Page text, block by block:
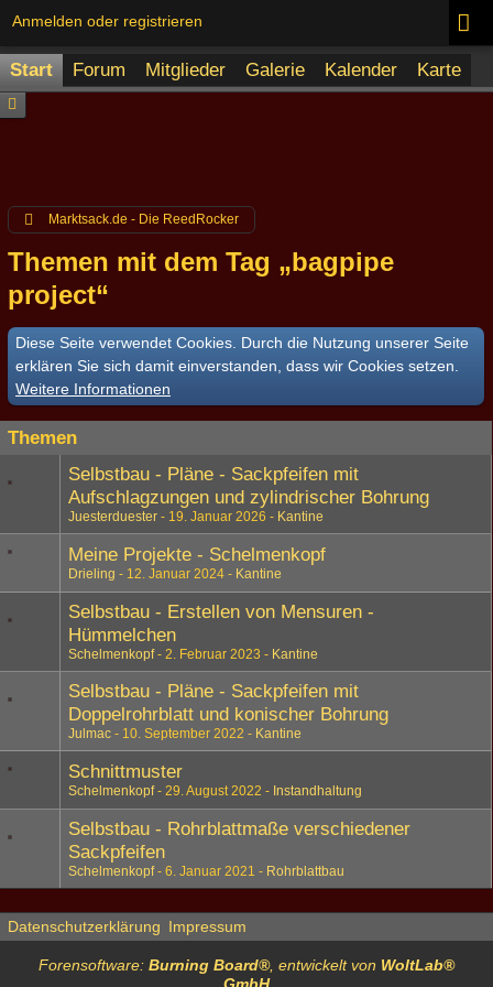
Anmelden oder registrieren
Start Forum Mitglieder Galerie Kalender Karte
Marktsack.de - Die ReedRocker
Themen mit dem Tag „bagpipe
project“
Diese Seite verwendet Cookies. Durch die Nutzung unserer Seite
erklären Sie sich damit einverstanden, dass wir Cookies setzen.
Weitere Informationen
Themen
Selbstbau - Pläne - Sackpfeifen mit
Aufschlagzungen und zylindrischer Bohrung
Juesterduester 19. Januar 2026 Kantine
Meine Projekte - Schelmenkopf
Drieling 12. Januar 2024 Kantine
Selbstbau - Erstellen von Mensuren -
Hümmelchen
Schelmenkopf 2. Februar 2023 Kantine
Selbstbau - Pläne - Sackpfeifen mit
Doppelrohrblatt und konischer Bohrung
Julmac 10. September 2022 Kantine
Schnittmuster
Schelmenkopf 29. August 2022 Instandhaltung
Selbstbau - Rohrblattmaße verschiedener
Sackpfeifen
Schelmenkopf 6. Januar 2021 Rohrblattbau
Datenschutzerklärung Impressum
Forensoftware: Burning Board®, entwickelt von WoltLab®